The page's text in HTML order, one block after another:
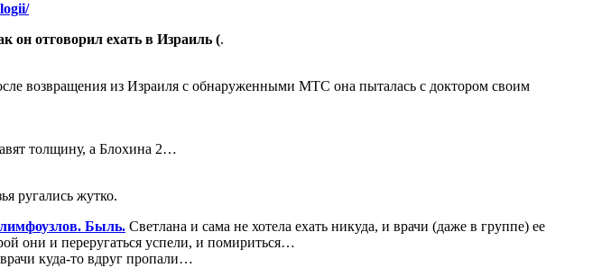
он отговорил ехать в Израиль (.
возвращения из Израиля с обнаруженными МТС она пыталась с доктором своим
толщину, а Блохина 2…
ругались жутко.
Быль. Светлана и сама не хотела ехать никуда, и врачи (даже в группе) ее
они и переругаться успели, и помириться…
куда-то вдруг пропали…